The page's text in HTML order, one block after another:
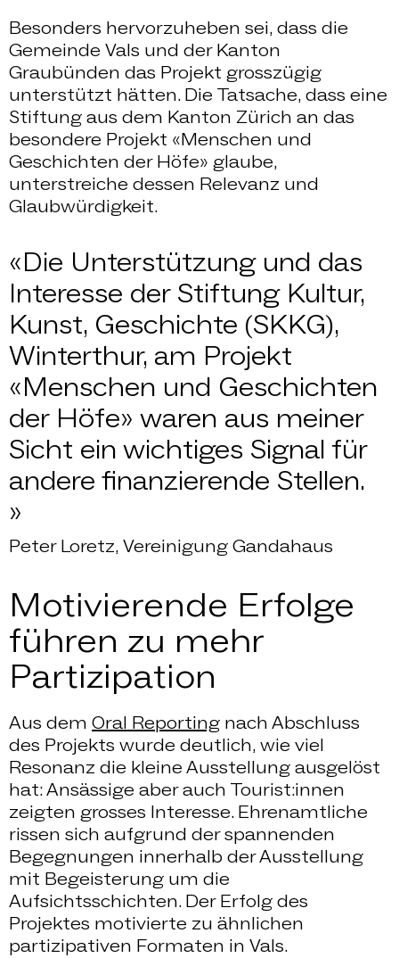
Besonders hervorzuheben sei, dass die
Gemeinde Vals und der Kanton
Graubünden das Projekt grosszügig
unterstützt hätten. Die Tatsache, dass eine
Stiftung aus dem Kanton Zürich an das
besondere Projekt «Menschen und
Geschichten der Höfe» glaube,
unterstreiche dessen Relevanz und
Glaubwürdigkeit.
«Die Unterstützung und das
Interesse der Stiftung Kultur,
Kunst, Geschichte (SKKG),
Winterthur, am Projekt
«Menschen und Geschichten
der Höfe» waren aus meiner
Sicht ein wichtiges Signal für
andere finanzierende Stellen.
»
Peter Loretz, Vereinigung Gandahaus
Motivierende Erfolge
führen zu mehr
Partizipation
Aus dem Oral Reporting nach Abschluss
des Projekts wurde deutlich, wie viel
Resonanz die kleine Ausstellung ausgelöst
hat: Ansässige aber auch Tourist:innen
zeigten grosses Interesse. Ehrenamtliche
rissen sich aufgrund der spannenden
Begegnungen innerhalb der Ausstellung
mit Begeisterung um die
Aufsichtsschichten. Der Erfolg des
Projektes motivierte zu ähnlichen
partizipativen Formaten in Vals.